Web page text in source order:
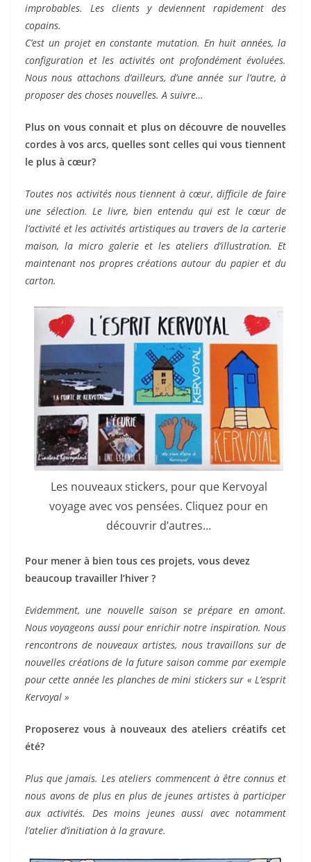
improbables. Les clients y deviennent rapidement des
copains.
C’est un projet en constante mutation. En huit années, la
configuration et les activités ont profondément évoluées.
Nous nous attachons d’ailleurs, d’une année sur l’autre, à
proposer des choses nouvelles. A suivre…
Plus on vous connait et plus on découvre de nouvelles
cordes à vos arcs, quelles sont celles qui vous tiennent
le plus à cœur?
Toutes nos activités nous tiennent à cœur, difficile de faire
une sélection. Le livre, bien entendu qui est le cœur de
l’activité et les activités artistiques au travers de la carterie
maison, la micro galerie et les ateliers d’illustration. Et
maintenant nos propres créations autour du papier et du
carton.
Les nouveaux stickers, pour que Kervoyal
voyage avec vos pensées. Cliquez pour en
découvrir d’autres…
Pour mener à bien tous ces projets, vous devez
beaucoup travailler l’hiver ?
Evidemment, une nouvelle saison se prépare en amont.
Nous voyageons aussi pour enrichir notre inspiration. Nous
rencontrons de nouveaux artistes, nous travaillons sur de
nouvelles créations de la future saison comme par exemple
pour cette année les planches de mini stickers sur « L’esprit
Kervoyal »
Proposerez vous à nouveaux des ateliers créatifs cet
été?
Plus que jamais. Les ateliers commencent à être connus et
nous avons de plus en plus de jeunes artistes à participer
aux activités. Des moins jeunes aussi avec notamment
l’atelier d’initiation à la gravure.